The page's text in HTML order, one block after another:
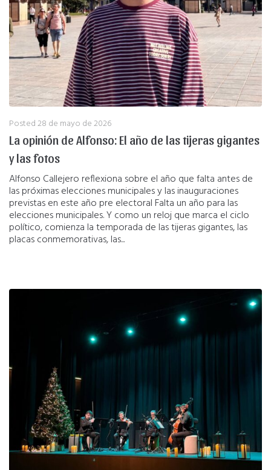
Posted28 de mayo de 2026
La opinión de Alfonso: El año de las tijeras gigantes
y las fotos
Alfonso Callejero reflexiona sobre el año que falta antes de
las próximas elecciones municipales y las inauguraciones
previstas en este año pre electoral Falta un año para las
elecciones municipales. Y como un reloj que marca el ciclo
político, comienza la temporada de las tijeras gigantes, las
placas conmemorativas, las...